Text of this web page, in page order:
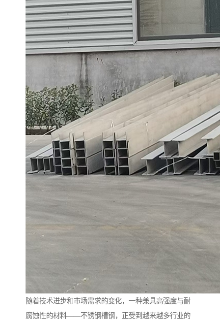
随着技术进步和市场需求的变化，一种兼具高强度与耐
腐蚀性的材料——不锈钢槽钢，正受到越来越多行业的